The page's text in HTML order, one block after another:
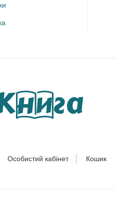
Особистий кабінет Кошик